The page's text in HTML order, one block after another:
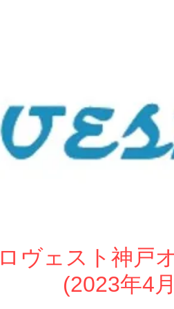
ヴェスト神戸
(2023年4